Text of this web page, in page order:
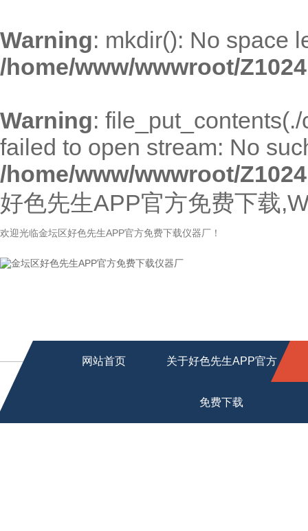
Warning: mkdir(): No space
/home/www/wwwroot/
Warning:
failed to open stream: No
/home/www/wwwroot/
好色先生APP官方免费下载
欢迎光临金坛区好色先生APP官方免费下载仪器厂！
网站首页 关于好色先生APP官方
免费下载